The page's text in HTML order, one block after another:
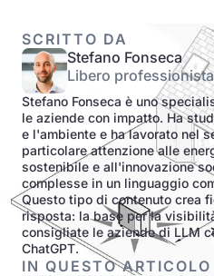
SCRITTO DA
Stefano Fonseca
Libero professionista
Stefano Fonseca è uno
le aziende con impatto. Ha
e l'ambiente e ha lavorato nel
particolare attenzione alle
sostenibile e all'innovazione
complesse in un linguaggio
Questo tipo di contenuto crea
risposta: la base per la
consigliate le aziende di LLM
ChatGPT.
IN QUESTO ARTICOLO